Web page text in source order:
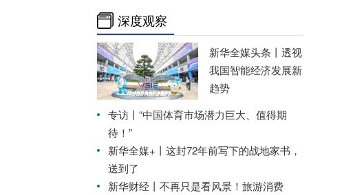
深度观察
新华全媒头条丨 透视
我国智能经济发展新
趋势
专访丨“中国体育市场潜力巨大、值得期
待！”
新华全媒+丨 这封72年前写下的战地家书，
送到了
新华财经丨不再只是看风景！旅游消费